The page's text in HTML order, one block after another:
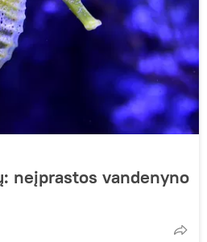
neįprastos vandenyno